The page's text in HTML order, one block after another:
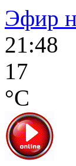
Эфир
21:48
17
°C